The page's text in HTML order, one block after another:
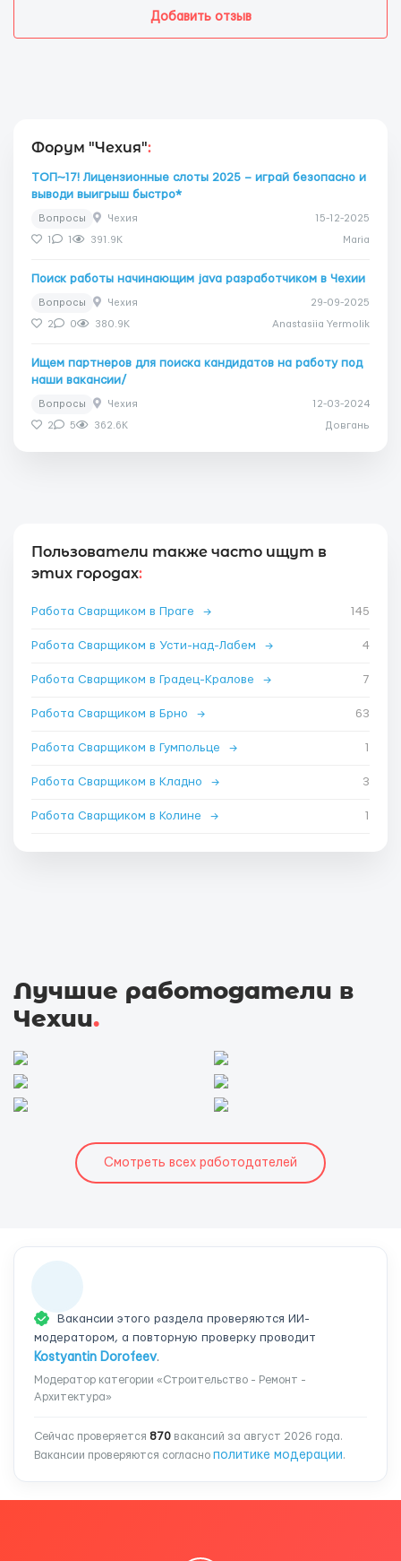
Добавить отзыв
Форум "Чехия":
ТОП~17! Лицензионные слоты 2025 – играй безопасно и
выводи выигрыш быстро*
Вопросы Чехия 15-12-2025
391.9K Maria
Поиск работы начинающим java разработчиком в Чехии
Вопросы Чехия 29-09-2025
2 0 380.9K Anastasiia Yermolik
Ищем партнеров для поиска кандидатов на работу под
наши вакансии/
Вопросы Чехия 12-03-2024
2 5 362.6K Довгань
Пользователи также часто ищут в
этих городах:
Работа Сварщиком в Праге → 145
Работа Сварщиком в Усти-над-Лабем → 4
Работа Сварщиком в Градец-Кралове → 7
Работа Сварщиком в Брно → 63
Работа Сварщиком в Гумпольце → 1
Работа Сварщиком в Кладно → 3
Работа Сварщиком в Колине → 1
Лучшие работодатели в
Чехии.
Смотреть всех работодателей
Вакансии этого раздела проверяются ИИ-
модератором, а повторную проверку проводит
Kostyantin Dorofeev.
Модератор категории «Строительство - Ремонт -
Архитектура»
Сейчас проверяется 870 вакансий за август 2026 года.
Вакансии проверяются согласно политике модерации.